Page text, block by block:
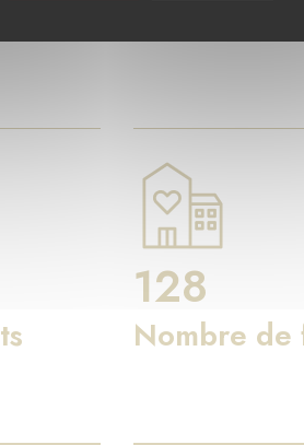
128
Nombre de